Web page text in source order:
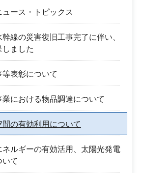
ュース・トピックス
線の災害復旧工事完了に伴い、
ました
表彰について
における物品調達について
の有効利用について
ルギーの有効活用、太陽光発電
いて